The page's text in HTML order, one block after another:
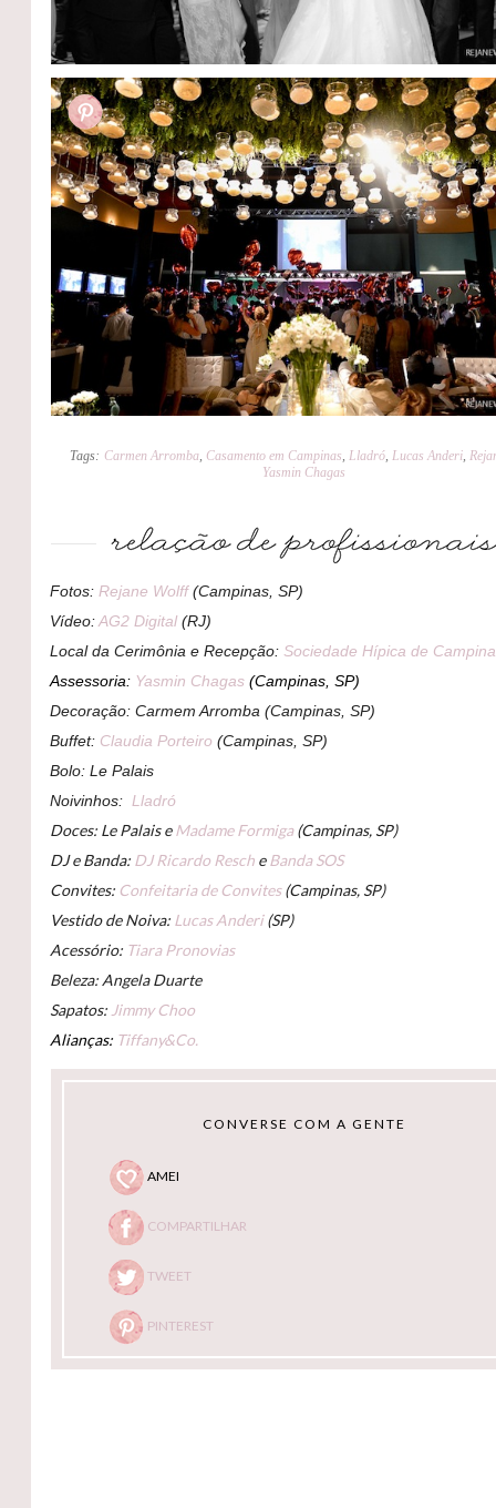
Tags: Carmen Arromba, Casamento em Campinas,Lladró,Lucas Anderi,
Yasmin Chagas
Fotos: Rejane Wolff(Campinas, SP)
Vídeo:AG2 Digital(RJ)
Local da Cerimônia e Recepção:Sociedade Hípica de
Assessoria: Yasmin Chagas (Campinas, SP)
Decoração: Carmem Arromba (Campinas, SP)
Buffet: Claudia Porteiro (Campinas, SP)
Bolo: Le Palais
Noivinhos: Lladró
Doces: Le Palais eMadame Formiga(Campinas, SP)
DJ e Banda: DJ Ricardo Resch eBanda SOS
Convites: Confeitaria de Convites(Campinas, SP)
Vestido de Noiva: Lucas Anderi(SP)
Acessório: Tiara Pronovias
Beleza: Angela Duarte
Sapatos: Jimmy Choo
Alianças: Tiffany&Co.
CONVERSE COM A GENTE
AMEI
COMPARTILHAR
TWEET
PINTEREST